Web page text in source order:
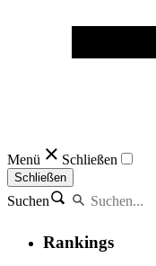
Menü Schließen
Schließen
Suchen
Rankings